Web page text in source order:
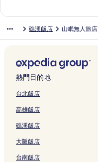
結
a
i
)
的
連
結
l
結
o
l
的
連
結
o
l
的
連
結
連
結
l
結
t
結
o
l
的
連
結
l
i
a
o
h
i
連
結
o
p
r
i
n
H
t
e
l
的
F
p
r
i
n
H
t
e
l
的
g
H
o
t
e
的
結
5
t
e
l
的
結
礁溪飯店 山眠無人旅店
熱門目的地
台北飯店
高雄飯店
礁溪飯店
大阪飯店
台南飯店